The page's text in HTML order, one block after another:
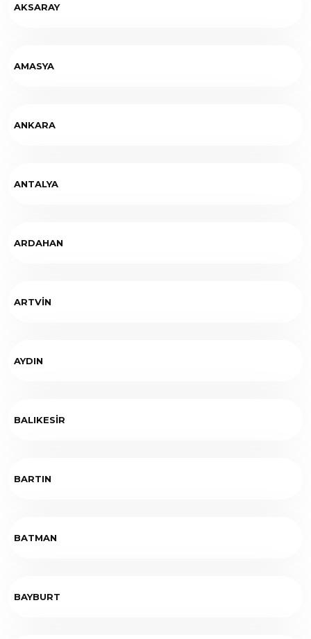
AKSARAY
AMASYA
ANKARA
ANTALYA
ARDAHAN
ARTVİN
AYDIN
BALIKESİR
BARTIN
BATMAN
BAYBURT